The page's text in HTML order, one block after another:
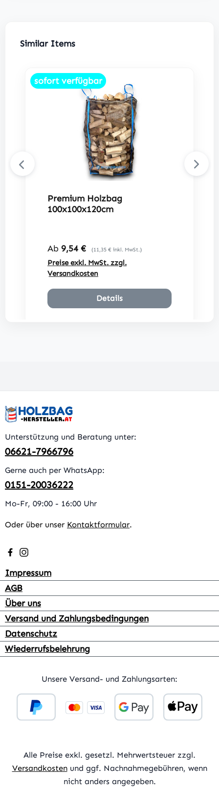
Produktgalerie überspringen
Similar Items
sofort verfügbar
Premium Holzbag
100x100x120cm
Regulärer Preis:
Ab 9,54 € (11,35 € inkl. MwSt.)
Preise exkl. MwSt. zzgl.
Versandkosten
Details
Unterstützung und Beratung unter:
06621-7966796
Gerne auch per WhatsApp:
0151-20036222
Mo-Fr, 09:00 - 16:00 Uhr
Oder über unser Kontaktformular.
Besuche uns auf Facebook – öffnet in neuem Tab
Schau auf Instagram vorbei – öffnet in neuem Tab
Impressum
AGB
Über uns
Versand und Zahlungsbedingungen
Datenschutz
Wiederrufsbelehrung
Unsere Versand- und Zahlungsarten:
Alle Preise exkl. gesetzl. Mehrwertsteuer zzgl.
Versandkostenund ggf. Nachnahmegebühren, wenn
nicht anders angegeben.